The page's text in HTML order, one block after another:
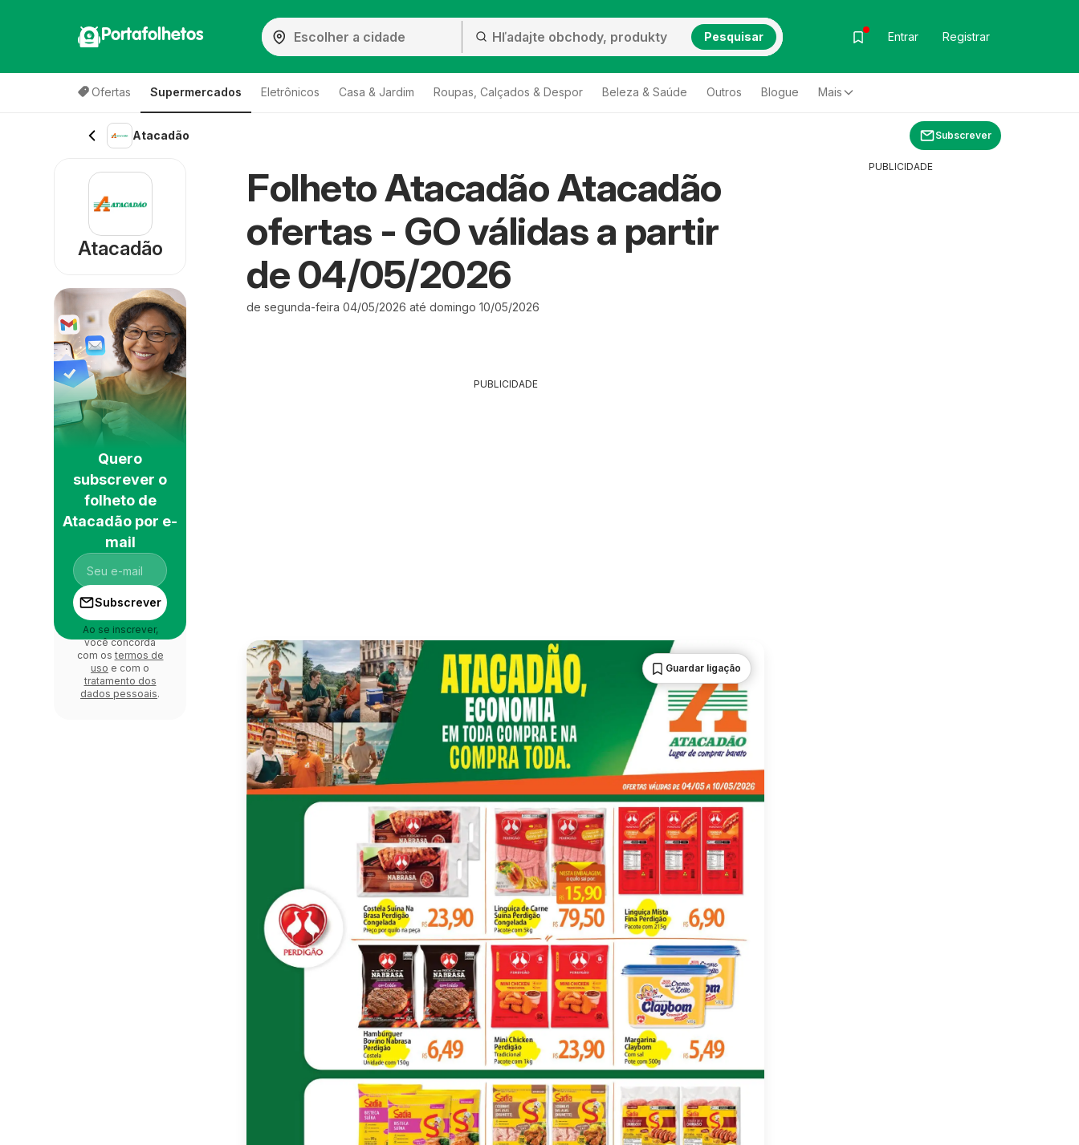
Portafolhetos Pesquisar Entrar Registrar
Ofertas Supermercados Eletrônicos Casa & Jardim Roupas, Calçados & Despor Beleza & Saúde Outros Blogue Mais
Atacadão Subscrever
Folheto Atacadão Atacadão
ofertas - GO válidas a partir
de 04/05/2026
de segunda-feira 04/05/2026 até domingo 10/05/2026
PUBLICIDADE
Guardar ligação
Atacadão
Quero
subscrever o
folheto de
Atacadão por e-
mail
Subscrever
Ao se inscrever,
você concorda
com os termos de
uso e com o
tratamento dos
dados pessoais.
PUBLICIDADE